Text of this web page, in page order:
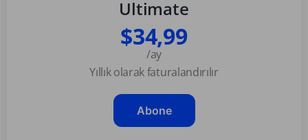
Ultimate
$34,99
/ay
Yıllık olarak faturalandırılır
Abone